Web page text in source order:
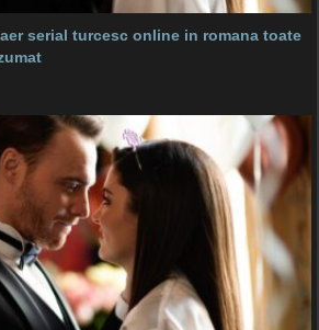
serial turcesc online in romana toate